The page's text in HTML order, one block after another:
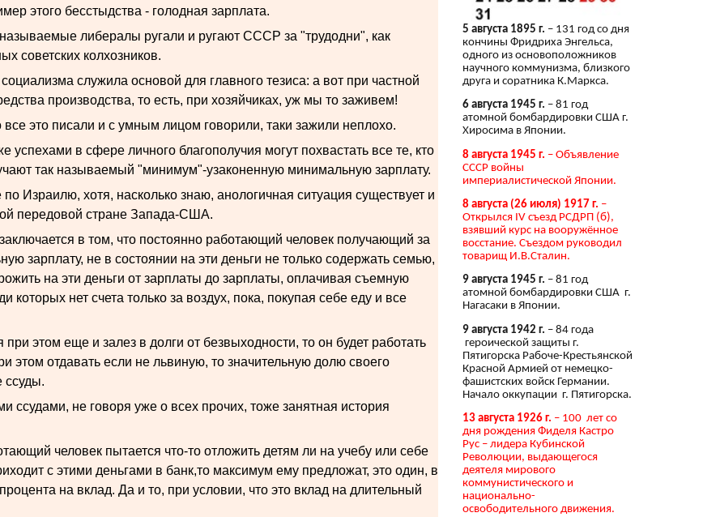
этого бесстыдства - голодная зарплата.
называемые либералы ругали и ругают СССР за "трудодни", как
советских колхозников.
служила основой для главного тезиса: а вот при частной
производства, то есть, при хозяйчиках, уж мы то заживем!
все это писали и с умным лицом говорили, таки зажили неплохо.
успехами в сфере личного благополучия могут похвастать все те, кто
так называемый "минимум"-узаконенную минимальную зарплату.
Израилю, хотя, насколько знаю, анологичная ситуация существует и
передовой стране Запада-США.
в том, что постоянно работающий человек получающий за
зарплату, не в состоянии на эти деньги не только содержать семью,
на эти деньги от зарплаты до зарплаты, оплачивая съемную
которых нет счета только за воздух, пока, покупая себе еду и все
этом еще и залез в долги от безвыходности, то он будет работать
этом отдавать если не львиную, то значительную долю своего
ссуды.
ссудами, не говоря уже о всех прочих, тоже занятная история
человек пытается что-то отложить детям ли на учебу или себе
с этими деньгами в банк,то максимум ему предложат, это один, в
на вклад. Да и то, при условии, что это вклад на длительный
5 августа 1895 г. – 131 год со дня
кончины Фридриха Энгельса,
одного из основоположников
научного коммунизма, близкого
друга и соратника К.Маркса.
6 августа 1945 г. – 81 год
атомной бомбардировки США г.
Хиросима в Японии.
8 августа 1945 г. – Объявление
СССР войны
империалистической Японии.
8 августа (26 июля) 1917 г. –
Открылся IV съезд РСДРП (б),
взявший курс на вооружённое
восстание. Съездом руководил
товарищ И.В.Сталин.
9 августа 1945 г. – 81 год
атомной бомбардировки США г.
Нагасаки в Японии.
9 августа 1942 г. – 84 года
героической защиты г.
Пятигорска Рабоче-Крестьянской
Красной Армией от немецко-
фашистских войск Германии.
Начало оккупации г. Пятигорска.
13 августа 1926 г. – 100 лет со
дня рождения Фиделя Кастро
Рус – лидера Кубинской
Революции, выдающегося
деятеля мирового
коммунистического и
национально-
освободительного движения.